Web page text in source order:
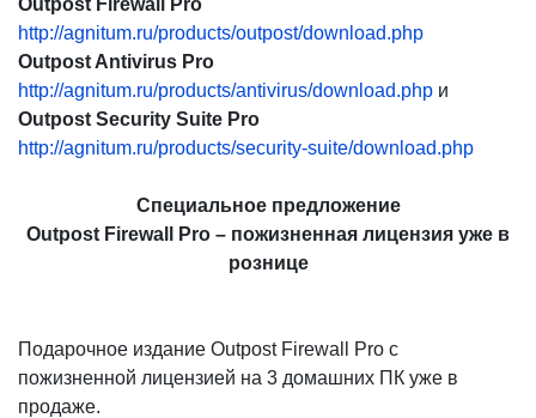
Outpost Firewall Pro
http://agnitum.ru/products/outpost/download.php
Outpost Antivirus Pro
http://agnitum.ru/products/antivirus/download.php и
Outpost Security Suite Pro
http://agnitum.ru/products/security-suite/download.php
Специальное предложение
Outpost Firewall Pro – пожизненная лицензия уже в
рознице
Подарочное издание Outpost Firewall Pro с
пожизненной лицензией на 3 домашних ПК уже в
продаже.